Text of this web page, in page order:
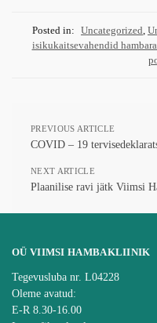
Posted in: Uncategorized
isikukaitsevahendid
PREVIOUS ARTICLE
COVID – 19
NEXT ARTICLE
Plaanilise ravi jätk Viimsi
OÜ VIIMSI HAMBAKLIINIK
Tegevusluba nr. L04228
Oleme avatud:
E-R 8.30-16.00